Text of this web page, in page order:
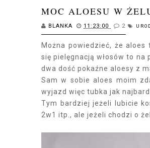
MOC ALOESU W
BLANKA 11:23:00 2
Można powiedzieć, że
się pielęgnacją włosów to na
dwa dość pokaźne aloesy z
Sam w sobie aloes moim
wyjazd więc tubka jak
Tym bardziej jeżeli lubicie
2w1 itp., ale jeżeli chodzi o